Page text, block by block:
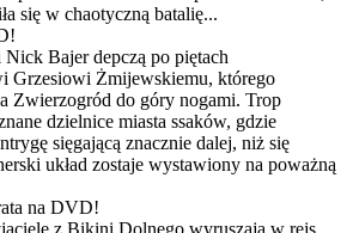
się w chaotyczną batalię...
Bajer depczą po piętach
Grzesiowi Żmijewskiemu, którego
Zwierzogród do góry nogami. Trop
dzielnice miasta ssaków, gdzie
sięgającą znacznie dalej, niż się
układ zostaje wystawiony na poważną
na DVD!
z Bikini Dolnego wyruszają w rejs